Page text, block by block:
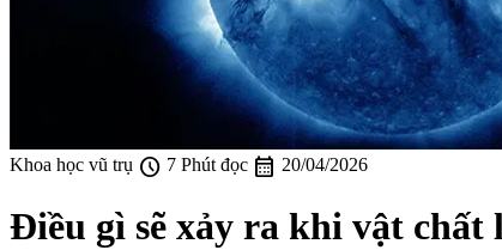
Khoa học vũ trụ schedule 7 Phút đọc calendar_month 20/04/2026
Điều gì sẽ xảy ra khi vật chất